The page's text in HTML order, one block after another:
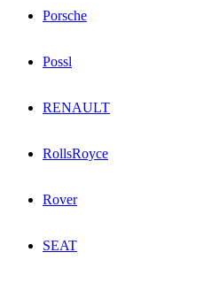
Porsche
Possl
RENAULT
RollsRoyce
Rover
SEAT